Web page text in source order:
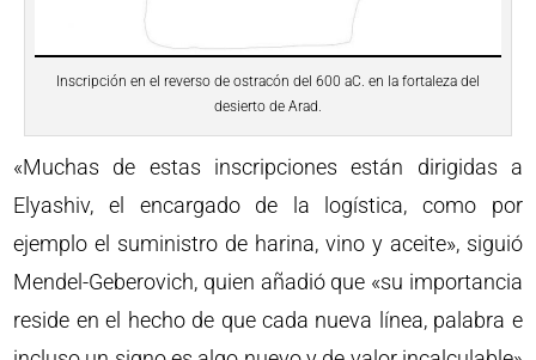
Inscripción en el reverso de ostracón del 600 aC. en la fortaleza del
desierto de Arad.
«Muchas de estas inscripciones están dirigidas a
Elyashiv, el encargado de la logística, como por
ejemplo el suministro de harina, vino y aceite», siguió
Mendel-Geberovich, quien añadió que «su importancia
reside en el hecho de que cada nueva línea, palabra e